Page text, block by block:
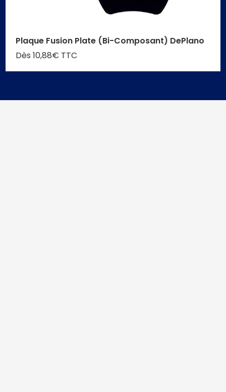
Plaque Fusion Plate (Bi-Composant) DePlano
Dès 10,88€ TTC